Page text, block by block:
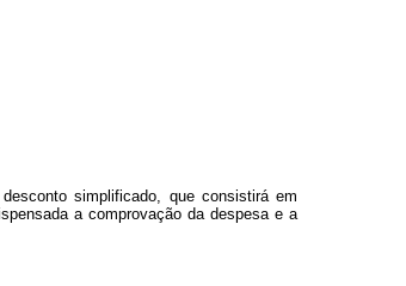
simplificado, que consistirá em
a comprovação da despesa e a